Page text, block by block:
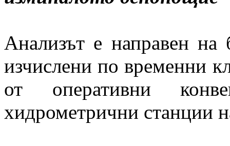
Анализът е направен на
изчислени по временни
от оперативни
хидрометрични станции